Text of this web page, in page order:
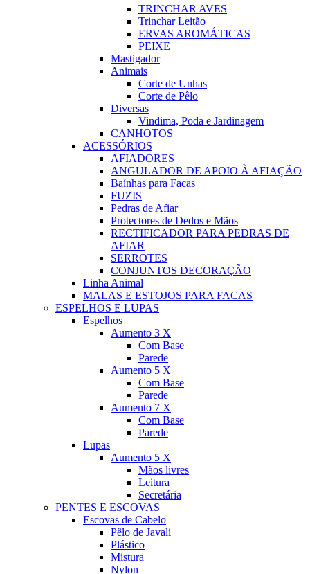
TRINCHAR AVES
Trinchar Leitão
ERVAS AROMÁTICAS
PEIXE
Mastigador
Animais
Corte de Unhas
Corte de Pêlo
Diversas
Vindima, Poda e Jardinagem
CANHOTOS
ACESSÓRIOS
AFIADORES
ANGULADOR DE APOIO À AFIAÇÃO
Baínhas para Facas
FUZIS
Pedras de Afiar
Protectores de Dedos e Mãos
RECTIFICADOR PARA PEDRAS DE
AFIAR
SERROTES
CONJUNTOS DECORAÇÃO
Linha Animal
MALAS E ESTOJOS PARA FACAS
ESPELHOS E LUPAS
Espelhos
Aumento 3 X
Com Base
Parede
Aumento 5 X
Com Base
Parede
Aumento 7 X
Com Base
Parede
Lupas
Aumento 5 X
Mãos livres
Leitura
Secretária
PENTES E ESCOVAS
Escovas de Cabelo
Pêlo de Javali
Plástico
Mistura
Nylon